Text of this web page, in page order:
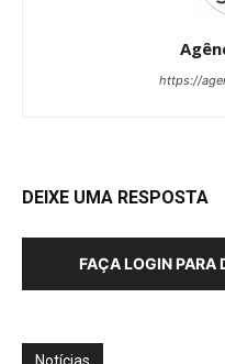
https://
DEIXE UMA RESPOSTA
FAÇA LOGIN PARA